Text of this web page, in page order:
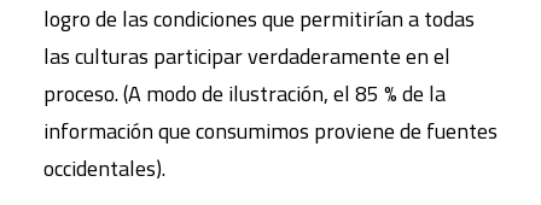
logro de las condiciones que permitirían a todas
las culturas participar verdaderamente en el
proceso. (A modo de ilustración, el 85 % de la
información que consumimos proviene de fuentes
occidentales).